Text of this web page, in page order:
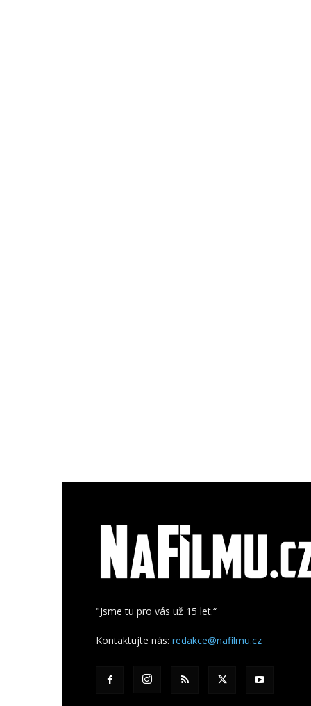
"Jsme tu pro vás už 15 let.“
Kontaktujte nás: redakce@nafilmu.cz